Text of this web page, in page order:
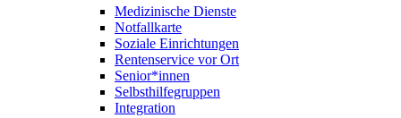
Medizinische Dienste
Notfallkarte
Soziale Einrichtungen
Rentenservice vor Ort
Senior*innen
Selbsthilfegruppen
Integration